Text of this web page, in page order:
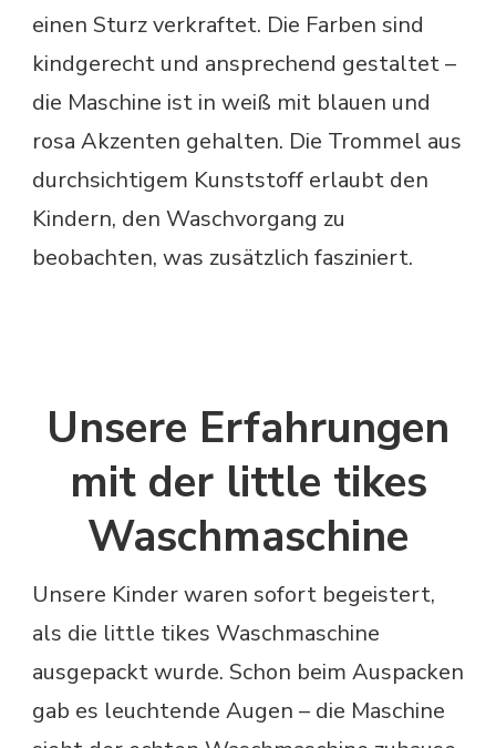
einen Sturz verkraftet. Die Farben sind
kindgerecht und ansprechend gestaltet –
die Maschine ist in weiß mit blauen und
rosa Akzenten gehalten. Die Trommel aus
durchsichtigem Kunststoff erlaubt den
Kindern, den Waschvorgang zu
beobachten, was zusätzlich fasziniert.
Unsere Erfahrungen
mit der little tikes
Waschmaschine
Unsere Kinder waren sofort begeistert,
als die little tikes Waschmaschine
ausgepackt wurde. Schon beim Auspacken
gab es leuchtende Augen – die Maschine